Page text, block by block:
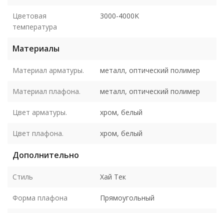
Цветовая
температура
3000-4000K
Материалы
Материал арматуры. металл, оптический полимер
Материал плафона. металл, оптический полимер
Цвет арматуры. хром, белый
Цвет плафона. хром, белый
Дополнительно
Стиль Хай Тек
Форма плафона Прямоугольный